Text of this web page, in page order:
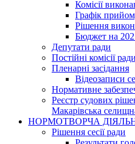
Комісії
Графік
Рішення
Бюджет на
Депутати ради
Постійні комісії ради
Пленарні засідання
Відеозаписи
Нормативне
Реєстр судових
Макарівська
НОРМОТВОРЧА
Рішення сесії ради